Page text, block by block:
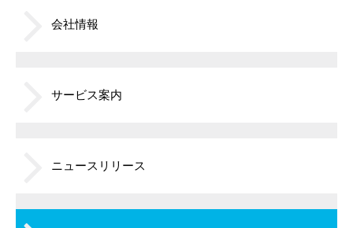
会社情報
サービス案内
ニュースリリース